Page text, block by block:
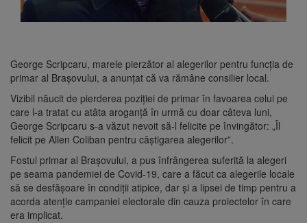
George Scripcaru, marele pierzător al alegerilor pentru funcția de
primar al Brașovului, a anunțat că va rămâne consilier local.
Vizibil năucit de pierderea poziției de primar în favoarea celui pe
care l-a tratat cu atâta aroganță în urmă cu doar câteva luni,
George Scripcaru s-a văzut nevoit să-l felicite pe învingător: „Îl
felicit pe Allen Coliban pentru câștigarea alegerilor”.
Fostul primar al Brașovului, a pus înfrângerea suferită la alegeri
pe seama pandemiei de Covid-19, care a făcut ca alegerile locale
să se desfășoare în condiții atipice, dar și a lipsei de timp pentru a
acorda atenție campaniei electorale din cauza proiectelor în care
era implicat.